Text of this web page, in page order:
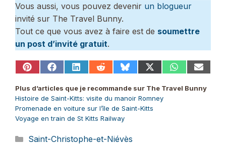
Vous aussi, vous pouvez devenir un blogueur
invité sur The Travel Bunny.
Tout ce que vous avez à faire est de soumettre
un post d’invité gratuit.
Share
Pinterest
Share
Facebook
Share
LinkedIn
Share
Reddit
Share
Bluesky
Share
X
(Twitter)
Share
WhatsApp
Share
Email
Plus d’articles que je recommande sur The Travel Bunny
Histoire de Saint-Kitts: visite du manoir Romney
Promenade en voiture sur l’île de Saint-Kitts
Voyage en train de St Kitts Railway
Catégories
Saint-Christophe-et-Niévès